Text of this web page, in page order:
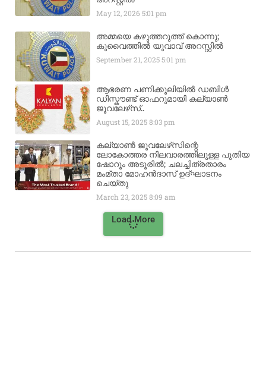
May 12, 20265:01 pm
അമ്മയെ കഴുത്തറുത്ത് കൊന്നു;
കുവൈത്തിൽ യുവാവ് അറസ്റ്റിൽ
September 21, 20255:01 pm
ആഭരണ പണിക്കൂലിയിൽ ഡബിൾ
ഡിസ്കൗണ്ട് ഓഫറുമായി കല്യാൺ
ജൂവലേഴ്‌സ്..
August 15, 20258:03 pm
കല്യാൺ ജൂവലേഴ്‌സിന്റെ
ലോകോത്തര നിലവാരത്തിലുള്ള പുതിയ
ഷോറൂം അടൂരിൽ; ചലച്ചിത്രതാരം
മംമ്താ മോഹൻദാസ് ഉദ്ഘാടനം
ചെയ്‌തു
March 23, 20258:09 am
Load More